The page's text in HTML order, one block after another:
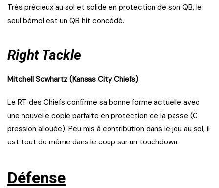
Très précieux au sol et solide en protection de son QB, le
seul bémol est un QB hit concédé.
Right Tackle
Mitchell Scwhartz (Kansas City Chiefs)
Le RT des Chiefs confirme sa bonne forme actuelle avec
une nouvelle copie parfaite en protection de la passe (0
pression allouée). Peu mis à contribution dans le jeu au sol, il
est tout de même dans le coup sur un touchdown.
Défense